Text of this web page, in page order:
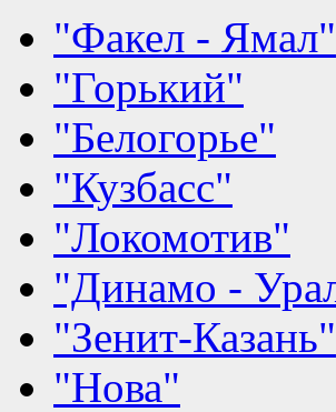
"Факел - Ямал"
"Горький"
"Белогорье"
"Кузбасс"
"Локомотив"
"Динамо -
"Зенит-Казань"
"Нова"